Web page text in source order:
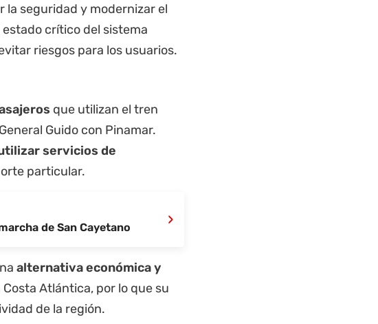
la seguridad y modernizar el
crítico del sistema
riesgos para los usuarios.
que utilizan el tren
Guido con Pinamar.
servicios de
particular.
de San Cayetano ›
alternativa económica y
Costa Atlántica, por lo que su
de la región.